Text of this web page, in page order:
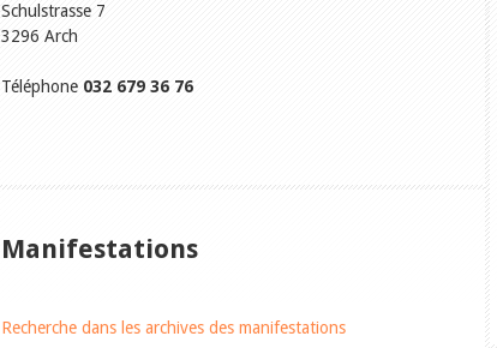
Schulstrasse 7
3296 Arch
Téléphone 032 679 36 76
Manifestations
Recherche dans les archives des manifestations